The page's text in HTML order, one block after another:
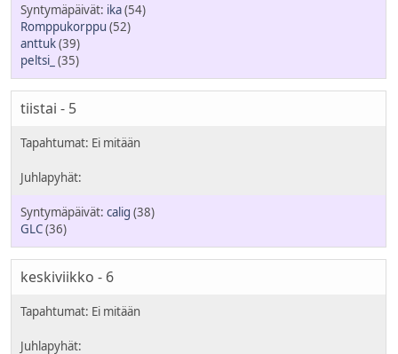
ika(54)
Romppukorppu (52)
anttuk(39)
peltsi_ (35)
tiistai - 5
calig (38)
GLC(36)
keskiviikko - 6